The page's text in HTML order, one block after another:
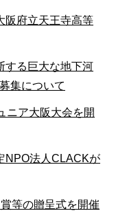
阪府立天王寺高等
する巨大な地下河
集について
ニア大阪大会を開
NPO法人CLACKが
等の贈呈式を開催